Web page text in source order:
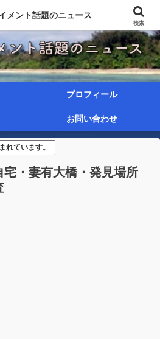
プロフィール
お問い合わせ
れています。
・妻有大橋・発見場所
メント話題のニュース
検索